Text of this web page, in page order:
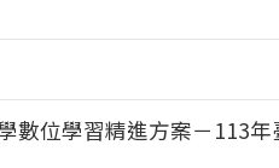
數位學習精進方案－113